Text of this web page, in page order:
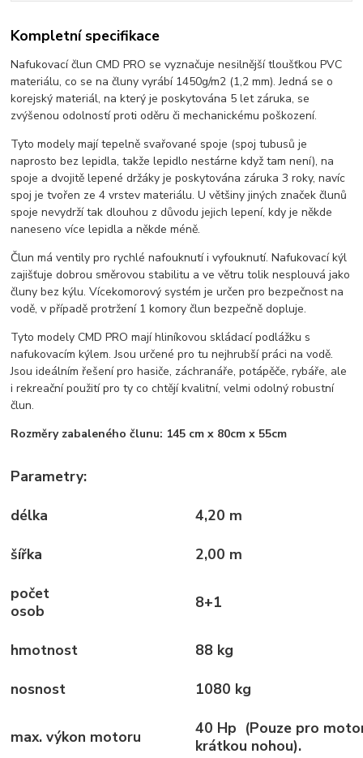
Kompletní specifikace
Nafukovací člun CMD PRO se vyznačuje nesilnější tloušťkou PVC
materiálu, co se na čluny vyrábí 1450g/m2 (1,2 mm). Jedná se o
korejský materiál, na který je poskytována 5 let záruka, se
zvýšenou odolností proti oděru či mechanickému poškození.
Tyto modely mají tepelně svařované spoje (spoj tubusů je
naprosto bez lepidla, takže lepidlo nestárne když tam není), na
spoje a dvojitě lepené držáky je poskytována záruka 3 roky, navíc
spoj je tvořen ze 4 vrstev materiálu. U většiny jiných značek člunů
spoje nevydrží tak dlouhou z důvodu jejich lepení, kdy je někde
naneseno více lepidla a někde méně.
Člun má ventily pro rychlé nafouknutí i vyfouknutí. Nafukovací kýl
zajišťuje dobrou směrovou stabilitu a ve větru tolik nesplouvá jako
čluny bez kýlu. Vícekomorový systém je určen pro bezpečnost na
vodě, v případě protržení 1 komory člun bezpečně dopluje.
Tyto modely CMD PRO mají hliníkovou skládací podlážku s
nafukovacím kýlem. Jsou určené pro tu nejhrubší práci na vodě.
Jsou ideálním řešení pro hasiče, záchranáře, potápěče, rybáře, ale
i rekreační použití pro ty co chtějí kvalitní, velmi odolný robustní
člun.
Rozměry zabaleného člunu: 145 cm x 80cm x 55cm
Parametry:
délka
4,20 m
šířka
2,00 m
počet
osob
8+1
hmotnost 88 kg
nosnost
1080 kg
max. výkon motoru
40 Hp (Pouze pro
krátkou nohou).